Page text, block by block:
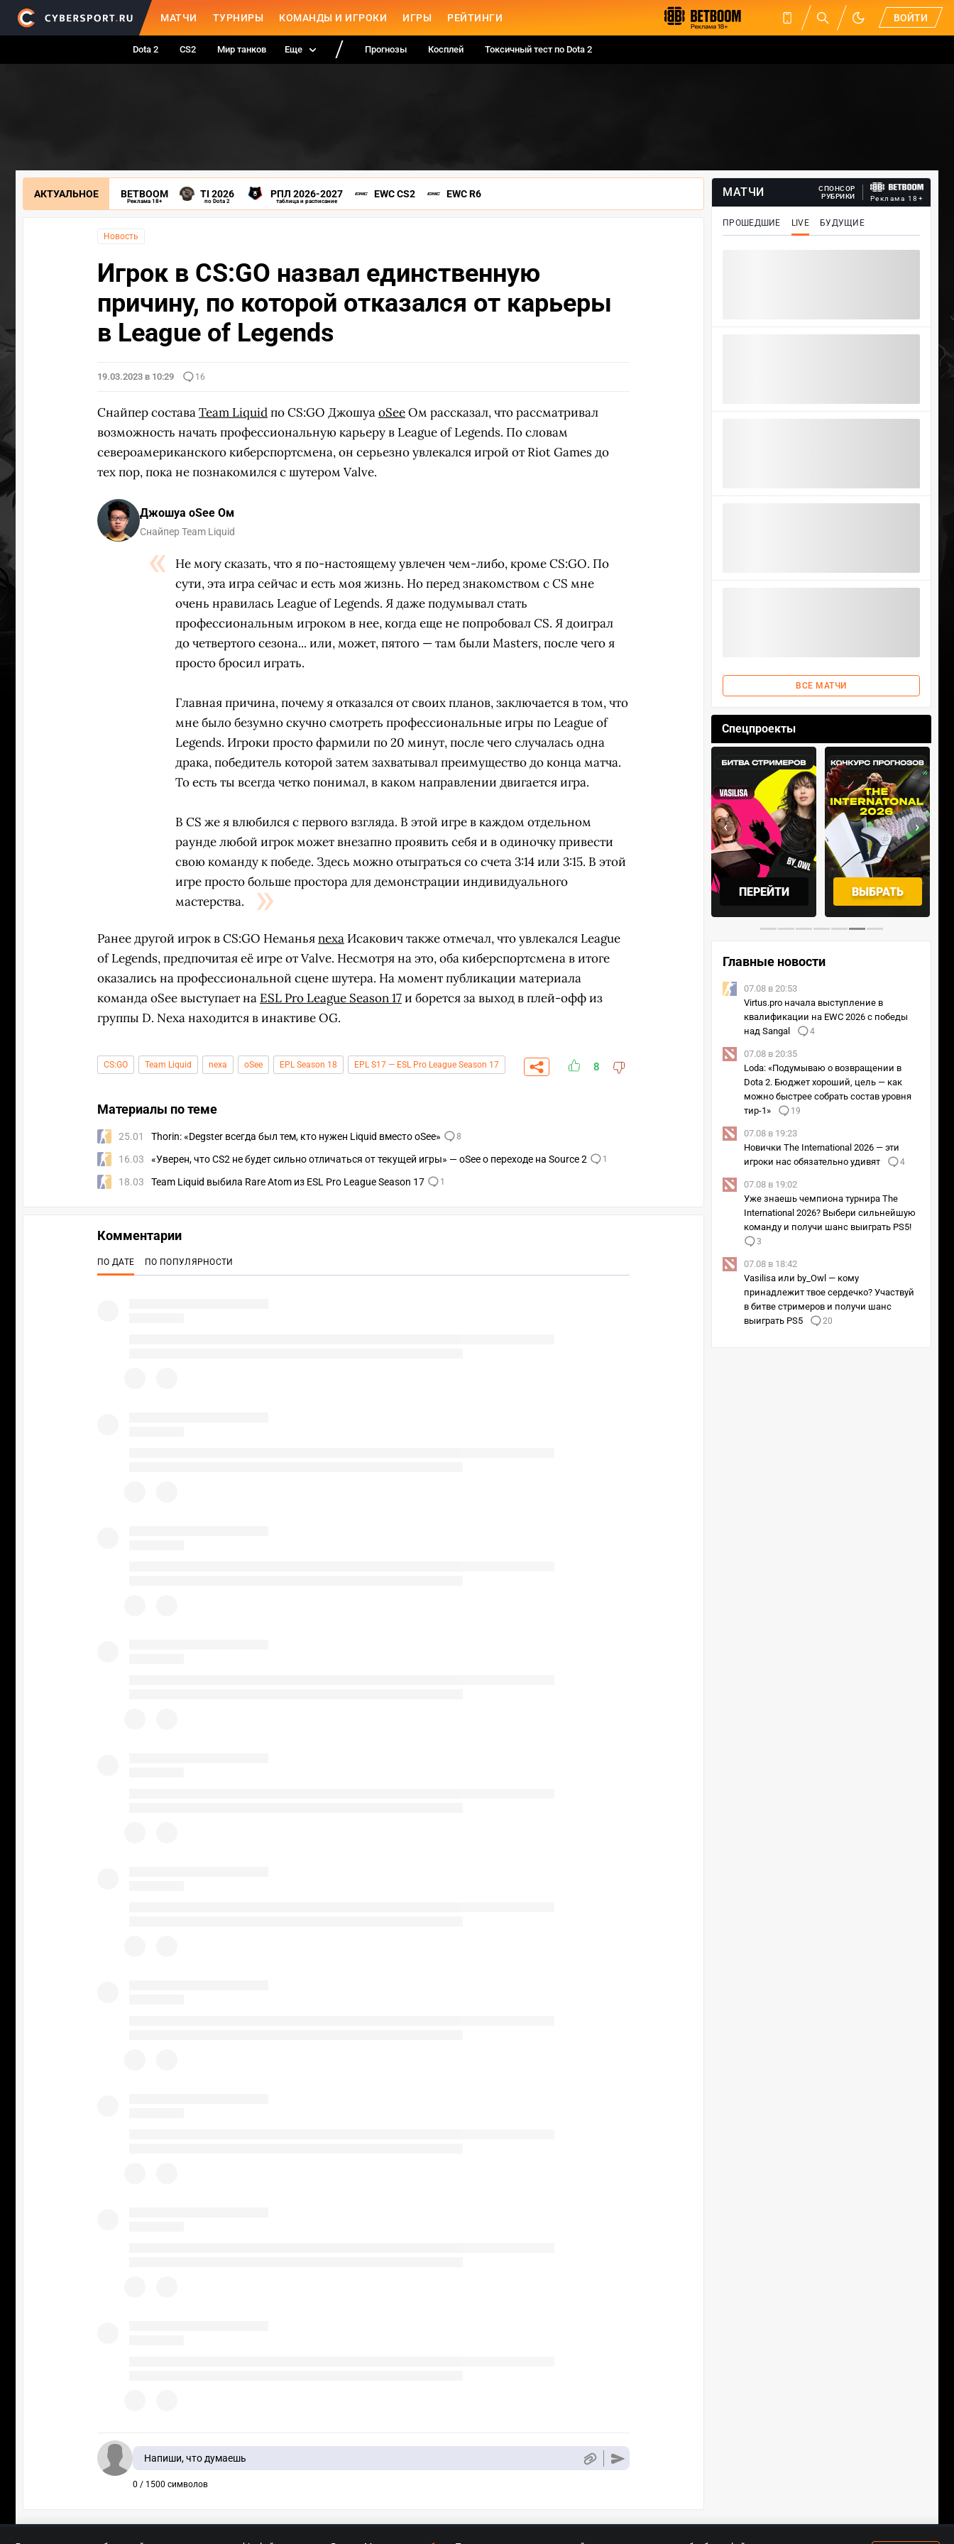
МАТЧИ ТУРНИРЫ КОМАНДЫ И ИГРОКИ ИГРЫ РЕЙТИНГИ ВОЙТИ
Dota 2 CS2 Мир танков Еще Прогнозы Косплей Токсичный тест по Dota 2
АКТУАЛЬНОЕ BETBOOM
Реклама 18+
TI 2026
по Dota 2
РПЛ 2026-2027
таблица и расписание
EWC CS2 EWC R6
Новость
Игрок в CS:GO назвал единственную
причину, по которой отказался от карьеры
в League of Legends
19.03.2023 в 10:29 16
Снайпер составаTeam Liquidпо CS:GO ДжошуаoSeeОм рассказал, что рассматривал
возможность начать профессиональную карьеру в League of Legends. По словам
североамериканского киберспортсмена, он серьезно увлекался игрой от Riot Games до
тех пор, пока не познакомился с шутером Valve.
Джошуа oSee Ом
Снайпер Team Liquid
Не могу сказать, что я по-настоящему увлечен чем-либо, кроме CS:GO. По
сути, эта игра сейчас и есть моя жизнь. Но перед знакомством с CS мне
очень нравилась League of Legends. Я даже подумывал стать
профессиональным игроком в нее, когда еще не попробовал CS. Я доиграл
до четвертого сезона... или, может, пятого — там были Masters, после чего я
просто бросил играть.
Главная причина, почему я отказался от своих планов, заключается в том, что
мне было безумно скучно смотреть профессиональные игры по League of
Legends. Игроки просто фармили по 20 минут, после чего случалась одна
драка, победитель которой затем захватывал преимущество до конца матча.
То есть ты всегда четко понимал, в каком направлении двигается игра.
В CS же я влюбился с первого взгляда. В этой игре в каждом отдельном
раунде любой игрок может внезапно проявить себя и в одиночку привести
свою команду к победе. Здесь можно отыграться со счета 3:14 или 3:15. В этой
игре просто больше простора для демонстрации индивидуального
мастерства.
Ранее другой игрок в CS:GO Неманьяnexa Исакович также отмечал, что увлекался League
of Legends, предпочитая её игре от Valve. Несмотря на это, оба киберспортсмена в итоге
оказались на профессиональной сцене шутера. На момент публикации материала
команда oSee выступает на ESL Pro League Season 17и борется за выход в плей-офф из
группы D. Nexa находится в инактиве OG.
CS:GO Team Liquid nexa oSee EPL Season 18 EPL S17 — ESL Pro League Season 17 8
Материалы по теме
25.01 Thorin: «Degster всегда был тем, кто нужен Liquid вместо oSee» 8
16.03 «Уверен, что CS2 не будет сильно отличаться от текущей игры» — oSee о переходе на Source 2 1
18.03 Team Liquid выбила Rare Atom из ESL Pro League Season 17 1
МАТЧИ
СПОНСОР
РУБРИКИ
Реклама 18+
ПРОШЕДШИЕ LIVE БУДУЩИЕ
ВСЕ МАТЧИ
Спецпроекты
СКАЧАТЬ НА
ANDROID
СКАЧАТЬ НА
СМОТРЕТЬ УЧАСТВОВАТЬ ПЕРЕЙТИ ВЫБРАТЬ
‹ ›
Главные новости
07.08 в 20:53
Virtus.pro начала выступление в
квалификации на EWC 2026 с победы
над Sangal
4
07.08 в 20:35
Loda: «Подумываю о возвращении в
Dota 2. Бюджет хороший, цель — как
можно быстрее собрать состав уровня
тир-1»
19
07.08 в 19:23
Новички The International 2026 — эти
игроки нас обязательно удивят
4
07.08 в 19:02
Уже знаешь чемпиона турнира The
International 2026? Выбери сильнейшую
команду и получи шанс выиграть PS5!
3
07.08 в 18:42
Vasilisa или by_Owl — кому
принадлежит твое сердечко? Участвуй
в битве стримеров и получи шанс
выиграть PS5
20
Комментарии
ПО ДАТЕ ПО ПОПУЛЯРНОСТИ
Напиши, что думаешь
0 / 1500 символов